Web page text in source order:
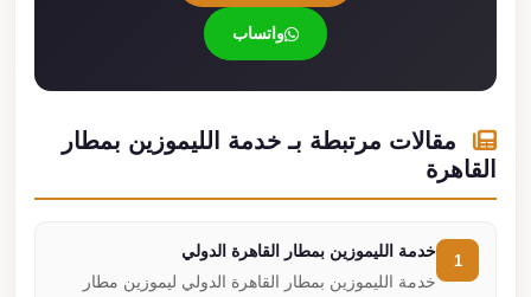
واتساب
مقالات مرتبطة بـ خدمة الليموزين بمطار
القاهرة
خدمة الليموزين بمطار القاهرة الدولي
خدمة الليموزين بمطار القاهرة الدولي ليموزين مطار